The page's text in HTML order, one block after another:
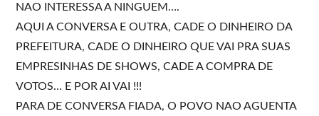
NAO INTERESSA A NINGUEM….
AQUI A CONVERSA E OUTRA, CADE O DINHEIRO DA
PREFEITURA, CADE O DINHEIRO QUE VAI PRA SUAS
EMPRESINHAS DE SHOWS, CADE A COMPRA DE
VOTOS… E POR AI VAI !!!
PARA DE CONVERSA FIADA, O POVO NAO AGUENTA